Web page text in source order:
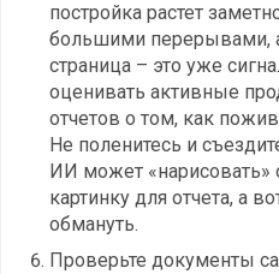
постройка растет
большими перерывами,
страница – это уже
оценивать активные
отчетов о том, как
Не поленитесь и
ИИ может «нарисовать»
картинку для отчета, а
обмануть.
Проверьте документы